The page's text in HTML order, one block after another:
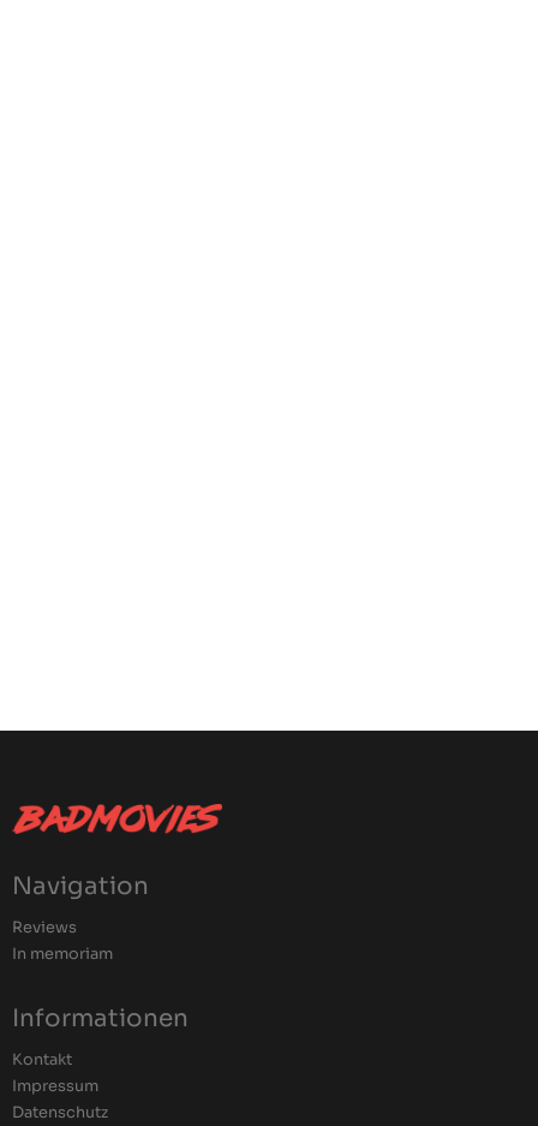
Navigation
Reviews
In memoriam
Informationen
Kontakt
Impressum
Datenschutz